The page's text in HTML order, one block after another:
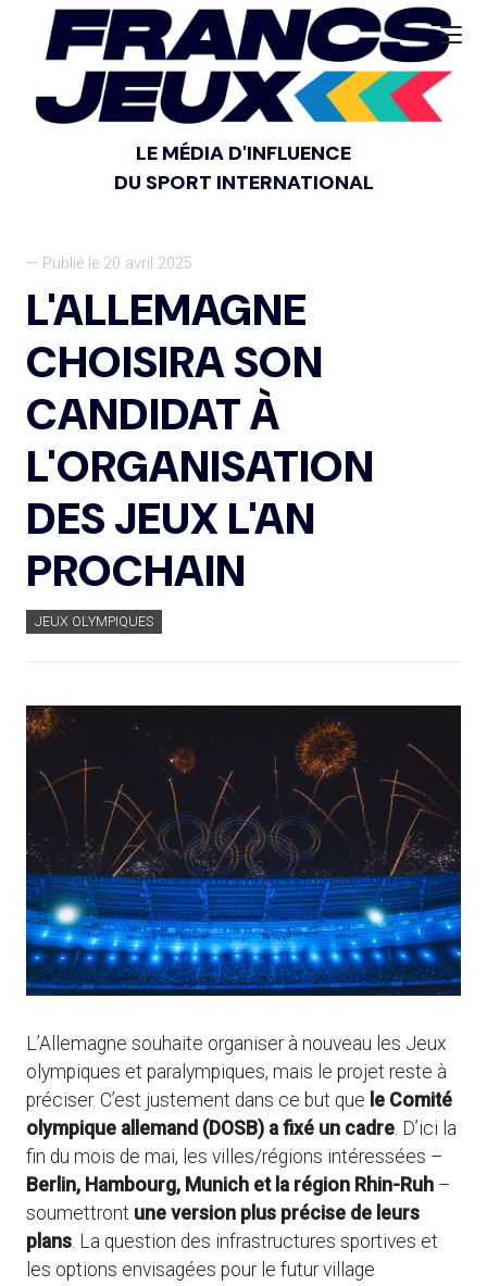
LE MÉDIA D'INFLUENCE
DU SPORT INTERNATIONAL
— Publié le 20 avril 2025
L'ALLEMAGNE
CHOISIRA SON
CANDIDAT À
L'ORGANISATION
DES JEUX L'AN
PROCHAIN
JEUX OLYMPIQUES
L’Allemagne souhaite organiser à nouveau les Jeux
olympiques et paralympiques, mais le projet reste à
préciser. C’est justement dans ce but que le Comité
olympique allemand (DOSB) a fixé un cadre. D’ici la
fin du mois de mai, les villes/régions intéressées –
Berlin, Hambourg, Munich et la région Rhin-Ruh –
soumettront une version plus précise de leurs
plans. La question des infrastructures sportives et
les options envisagées pour le futur village